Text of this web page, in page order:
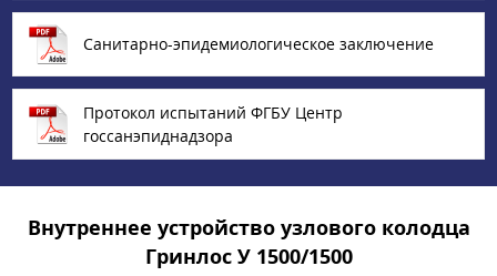
Санитарно-эпидемиологическое заключение
Протокол испытаний ФГБУ Центр
госсанэпиднадзора
Внутреннее устройство узлового колодца
Гринлос У 1500/1500